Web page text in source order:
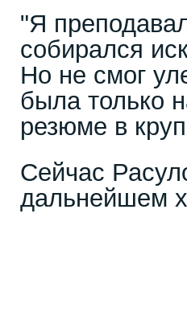
"Я
собирался
Но не смог
была только
резюме в
Сейчас
дальнейшем